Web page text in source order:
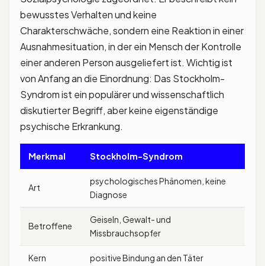
bewusstes Verhalten und keine
Charakterschwäche, sondern eine Reaktion in einer
Ausnahmesituation, in der ein Mensch der Kontrolle
einer anderen Person ausgeliefert ist. Wichtig ist
von Anfang an die Einordnung: Das Stockholm-
Syndrom ist ein populärer und wissenschaftlich
diskutierter Begriff, aber keine eigenständige
psychische Erkrankung.
Merkmal Stockholm-Syndrom
Art
psychologisches Phänomen, keine
Diagnose
Betroffene
Geiseln, Gewalt- und
Missbrauchsopfer
Kern positive Bindung an den Täter